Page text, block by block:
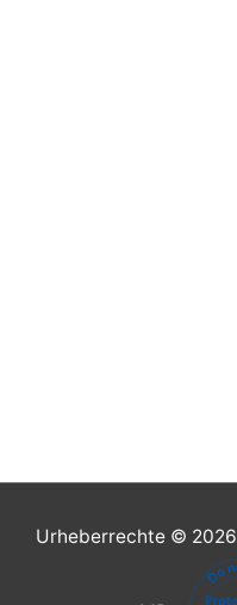
Urheberrechte © 2026